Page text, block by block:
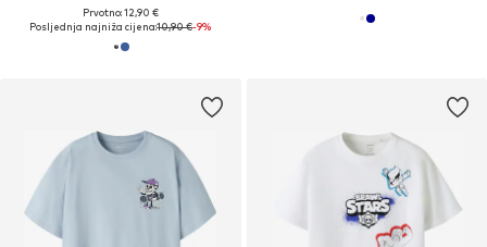
Prvotno: 12,90 €
Posljednja najniža cijena:10,90 €-9%